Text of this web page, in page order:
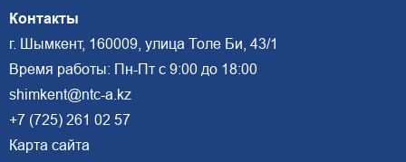
Контакты
г. Шымкент, 160009, улица Толе Би, 43/1
Время работы: Пн-Пт с 9:00 до 18:00
shimkent@ntc-a.kz
+7 (725) 261 02 57
Карта сайта